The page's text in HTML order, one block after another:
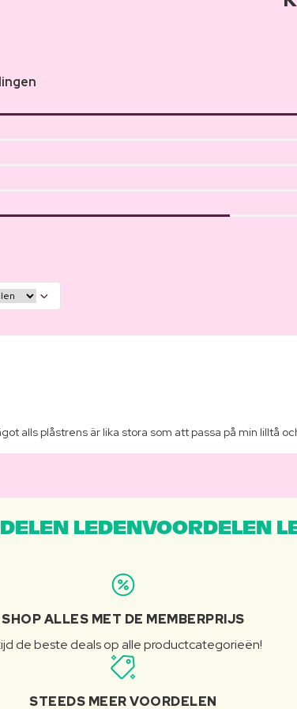
alls plåstrens är lika stora som att passa på min lilltå
LEDENVOORDELEN
SHOP ALLES MET DE MEMBERPRIJS
de beste deals op alle productcategorieën!
STEEDS MEER VOORDELEN